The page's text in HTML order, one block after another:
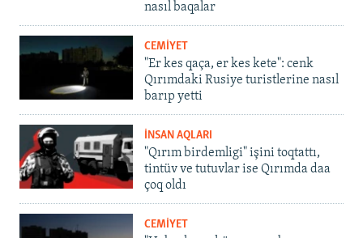
nasıl baqalar
CEMİYET
"Er kes qaça, er kes kete": cenk
Qırımdaki Rusiye turistlerine nasıl
barıp yetti
İNSAN AQLARI
"Qırım birdemligi" işini toqtattı,
tintüv ve tutuvlar ise Qırımda daa
çoq oldı
CEMİYET